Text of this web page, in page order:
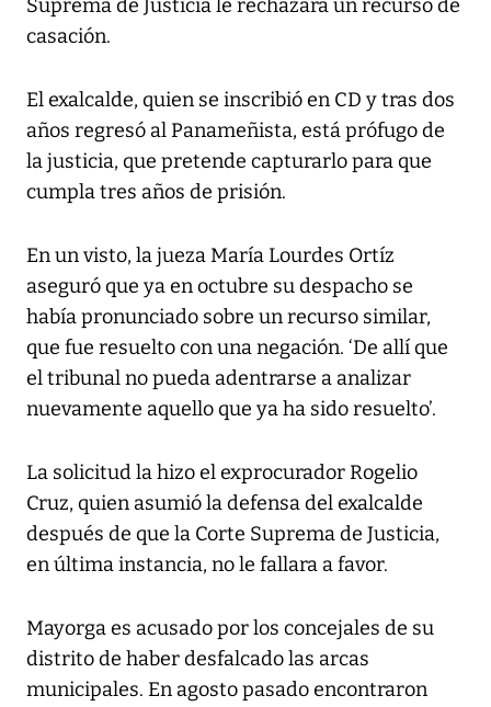
Suprema de Justicia le rechazara un recurso de
casación.
El exalcalde, quien se inscribió en CD y tras dos
años regresó al Panameñista, está prófugo de
la justicia, que pretende capturarlo para que
cumpla tres años de prisión.
En un visto, la jueza María Lourdes Ortíz
aseguró que ya en octubre su despacho se
había pronunciado sobre un recurso similar,
que fue resuelto con una negación. ‘De allí que
el tribunal no pueda adentrarse a analizar
nuevamente aquello que ya ha sido resuelto’.
La solicitud la hizo el exprocurador Rogelio
Cruz, quien asumió la defensa del exalcalde
después de que la Corte Suprema de Justicia,
en última instancia, no le fallara a favor.
Mayorga es acusado por los concejales de su
distrito de haber desfalcado las arcas
municipales. En agosto pasado encontraron